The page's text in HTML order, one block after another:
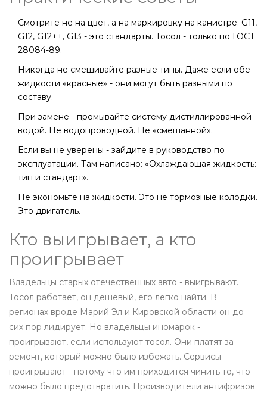
Смотрите не на цвет, а на маркировку на канистре: G11,
G12, G12++, G13 - это стандарты. Тосол - только по ГОСТ
28084-89.
Никогда не смешивайте разные типы. Даже если обе
жидкости «красные» - они могут быть разными по
составу.
При замене - промывайте систему дистиллированной
водой. Не водопроводной. Не «смешанной».
Если вы не уверены - зайдите в руководство по
эксплуатации. Там написано: «Охлаждающая жидкость:
тип и стандарт».
Не экономьте на жидкости. Это не тормозные колодки.
Это двигатель.
Кто выигрывает, а кто
проигрывает
Владельцы старых отечественных авто - выигрывают.
Тосол работает, он дешёвый, его легко найти. В
регионах вроде Марий Эл и Кировской области он до
сих пор лидирует. Но владельцы иномарок -
проигрывают, если используют тосол. Они платят за
ремонт, который можно было избежать. Сервисы
проигрывают - потому что им приходится чинить то, что
можно было предотвратить. Производители антифризов